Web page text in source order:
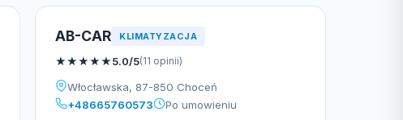
AB-CAR KLIMATYZACJA
★★★★★5.0/5(11 opinii)
Włocławska, 87-850 Choceń
+48665760573
Po umowieniu